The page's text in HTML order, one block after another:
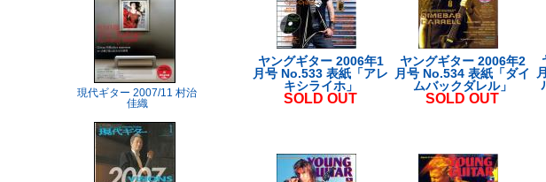
現代ギター 2007/11 村治
佳織
ヤングギター 2006年1
月号 No.533 表紙「アレ
キシライホ」
SOLD OUT
ヤングギター 2006年2
月号 No.534 表紙「ダイ
ムバックダレル」
SOLD OUT